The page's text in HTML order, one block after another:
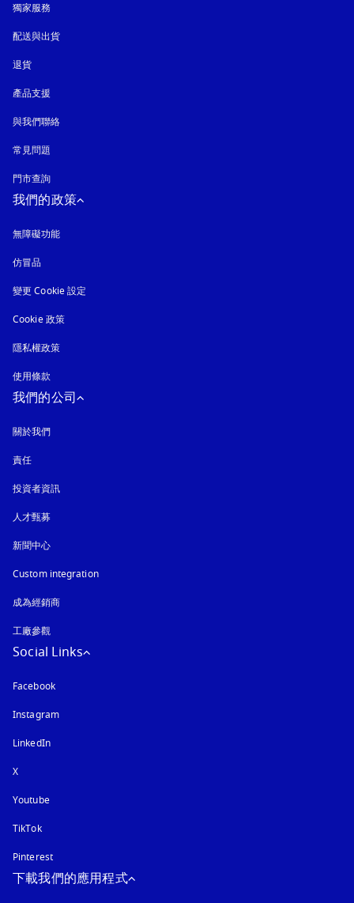
獨家服務
配送與出貨
退貨
產品支援
與我們聯絡
常見問題
門市查詢
我們的政策
無障礙功能
仿冒品
變更 Cookie 設定
Cookie 政策以新標籤頁開啟
隱私權政策
使用條款
我們的公司
關於我們
責任
投資者資訊
人才甄募
新聞中心
Custom integration
成為經銷商
工廠參觀
Social Links
Facebook
Instagram以新標籤頁開啟
LinkedIn
X
Youtube以新標籤頁開啟
TikTok
Pinterest
下載我們的應用程式